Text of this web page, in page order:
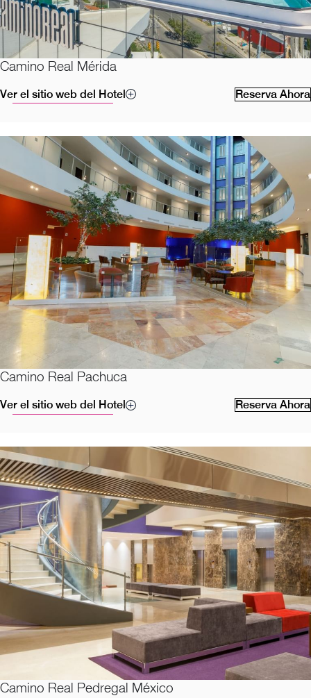
Camino Real Mérida
Ver el sitio web del Hotel Reserva Ahora
Camino Real Pachuca
Ver el sitio web del Hotel Reserva Ahora
Camino Real Pedregal México